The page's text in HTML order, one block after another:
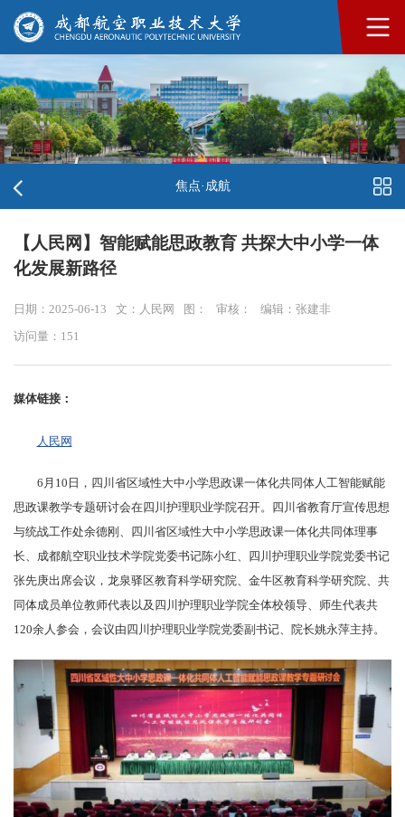
焦点·成航
【人民网】智能赋能思政教育 共探大中小学一体
化发展新路径
日期：2025-06-13 文：人民网 图： 审核： 编辑：张建非
访问量： 151
媒体链接：
人民网
6月10日，四川省区域性大中小学思政课一体化共同体人工智能赋能
思政课教学专题研讨会在四川护理职业学院召开。四川省教育厅宣传思想
与统战工作处余德刚、四川省区域性大中小学思政课一体化共同体理事
长、成都航空职业技术学院党委书记陈小红、四川护理职业学院党委书记
张先庚出席会议，龙泉驿区教育科学研究院、金牛区教育科学研究院、共
同体成员单位教师代表以及四川护理职业学院全体校领导、师生代表共
120余人参会，会议由四川护理职业学院党委副书记、院长姚永萍主持。